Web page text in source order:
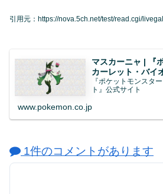
引用元：https://nova.5ch.net/test/read.cgi/
マスカーニャ | 『
カーレット・バイ
『ポケットモンスタ
ト』公式サイト
www.pokemon.co.jp
1件のコメントがあります